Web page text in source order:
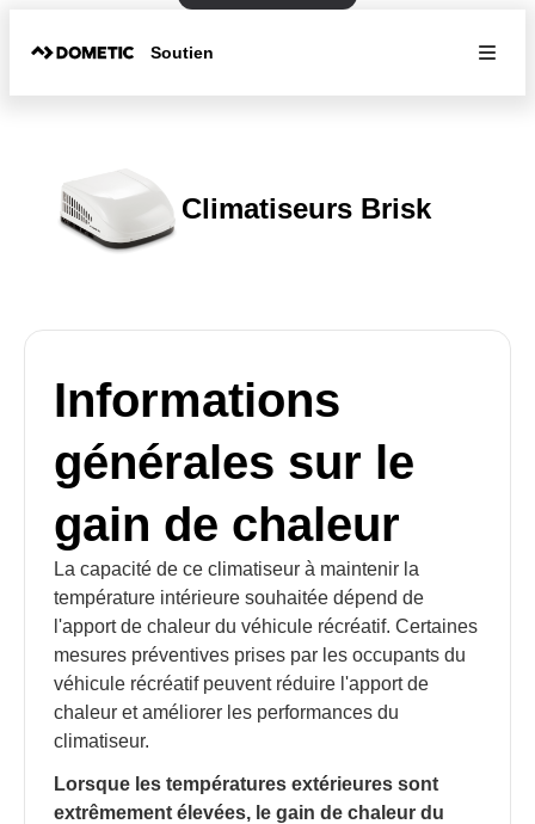
Soutien
Climatiseurs Brisk
Informations
générales sur le
gain de chaleur
La capacité de ce climatiseur à maintenir la
température intérieure souhaitée dépend de
l'apport de chaleur du véhicule récréatif. Certaines
mesures préventives prises par les occupants du
véhicule récréatif peuvent réduire l'apport de
chaleur et améliorer les performances du
climatiseur.
Lorsque les températures extérieures sont
extrêmement élevées, le gain de chaleur du